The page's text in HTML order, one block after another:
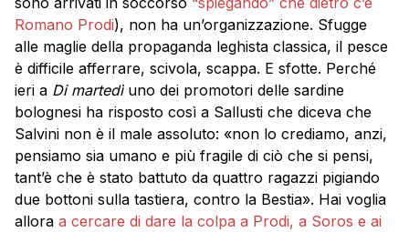
Romano Prodi), non ha un’organizzazione. Sfugge
alle maglie della propaganda leghista classica, il pesce
è difficile afferrare, scivola, scappa. E sfotte. Perché
ieri a Di martedìuno dei promotori delle sardine
bolognesi ha risposto così a Sallusti che diceva che
Salvini non è il male assoluto: «non lo crediamo, anzi,
pensiamo sia umano e più fragile di ciò che si pensi,
tant’è che è stato battuto da quattro ragazzi pigiando
due bottoni sulla tastiera, contro la Bestia». Hai voglia
allora a cercare di dare la colpa a Prodi, a Soros e ai